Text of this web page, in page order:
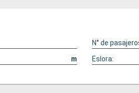
N° de
m Eslora: